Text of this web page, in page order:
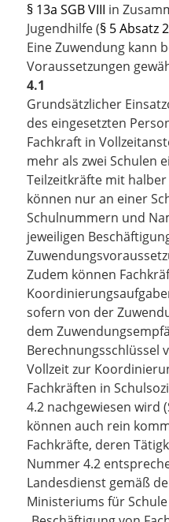
§ 13a SGB VIII in
Jugendhilfe (§ 5 Absatz
Eine Zuwendung kann
Voraussetzungen
4.1
Grundsätzlicher
des eingesetzten
Fachkraft in
mehr als zwei Schulen
Teilzeitkräfte mit
können nur an einer
Schulnummern und
jeweiligen
Zudem können
sofern von der
dem
Berechnungsschlüssel
Vollzeit zur
Fachkräften in
4.2 nachgewiesen wird
können auch rein
Fachkräfte, deren
Nummer 4.2
Landesdienst gemäß
Ministeriums für